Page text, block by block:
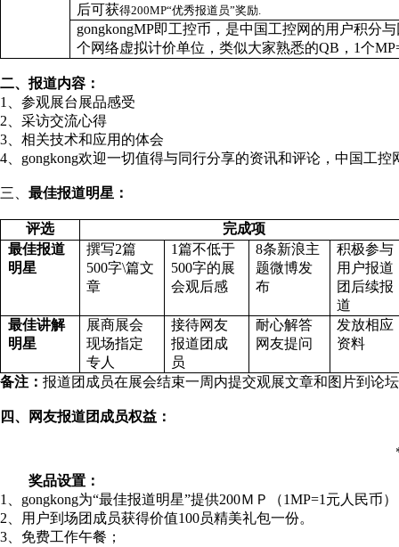
后可获得200MP“优秀报道员”奖励.
gongkongMP即工控币，是中国工控网的用户积分
个网络虚拟计价单位，类似大家熟悉的QB ， 1个
二、报道内容：
1
、参观展台展品感受
2 、采访交流心得
3 、相关技术和应用的体会
4
gongkong欢迎一切值得与同行分享的资讯和评论，中国工
三、 最佳报道明星：
评选
完成项
最佳报道
明星
撰写2篇
500字\篇文
章
1篇不低于
500字的展
会观后感
8条新浪主
题微博发
布
积极参与
用户报道
团后续报
道
最佳讲解
明星
展商展会
现场指定
专人
接待网友
报道团成
员
耐心解答
网友提问
发放相应
资料
备注： 报道团成员在展会结束一周内提交观展文章和图片到论
四、网友报道团成员权益：
奖品设置：
1
gongkong为“最佳报道明星”提供200ＭＰ（1MP=1 元人民币
2 、用户到场团成员获得价值100员精美礼包一份。
3 、免费工作午餐；